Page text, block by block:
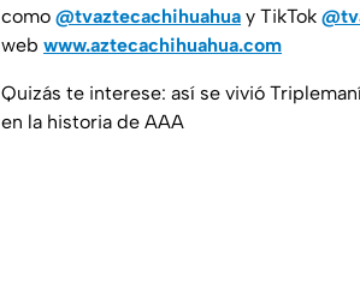
como @tvaztecachihuahua y TikTok
web www.aztecachihuahua.com
Quizás te interese: así se vivió
en la historia de AAA